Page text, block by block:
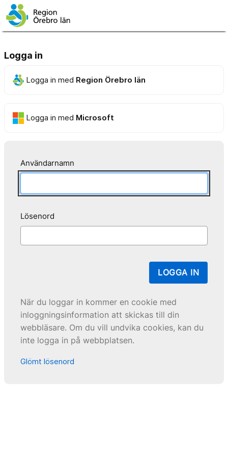
Logga in
Logga in med Region Örebro län
Logga in med Microsoft
Användarnamn
Lösenord
LOGGA IN
När du loggar in kommer en cookie med
inloggningsinformation att skickas till din
webbläsare. Om du vill undvika cookies, kan du
inte logga in på webbplatsen.
Glömt lösenord